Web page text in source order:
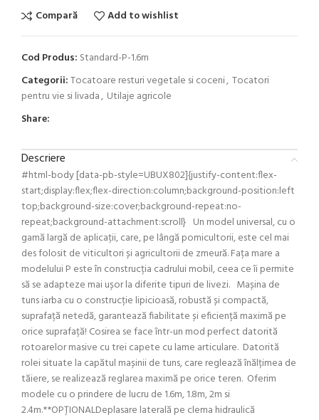
Compară
Add to wishlist
Cod Produs: Standard-P-1.6m
Categorii:Tocatoare resturi vegetale si coceni, Tocatori
pentru vie si livada, Utilaje agricole
Share:
Descriere
#html-body [data-pb-style=UBUX802]{justify-content:flex-
start;display:flex;flex-direction:column;background-position:left
top;background-size:cover;background-repeat:no-
repeat;background-attachment:scroll} Un model universal, cu o
gamă largă de aplicații, care, pe lângă pomicultorii, este cel mai
des folosit de viticultori și agricultorii de zmeură. Fața mare a
modelului P este în construcția cadrului mobil, ceea ce îi permite
să se adapteze mai ușor la diferite tipuri de livezi. Mașina de
tuns iarba cu o construcție lipicioasă, robustă și compactă,
suprafață netedă, garantează fiabilitate și eficiență maximă pe
orice suprafață! Cosirea se face într-un mod perfect datorită
rotoarelor masive cu trei capete cu lame articulare. Datorită
rolei situate la capătul mașinii de tuns, care reglează înălțimea de
tăiere, se realizează reglarea maximă pe orice teren. Oferim
modele cu o prindere de lucru de 1.6m, 1.8m, 2m si
2.4m.**OPȚIONALDeplasare laterală pe clema hidraulică